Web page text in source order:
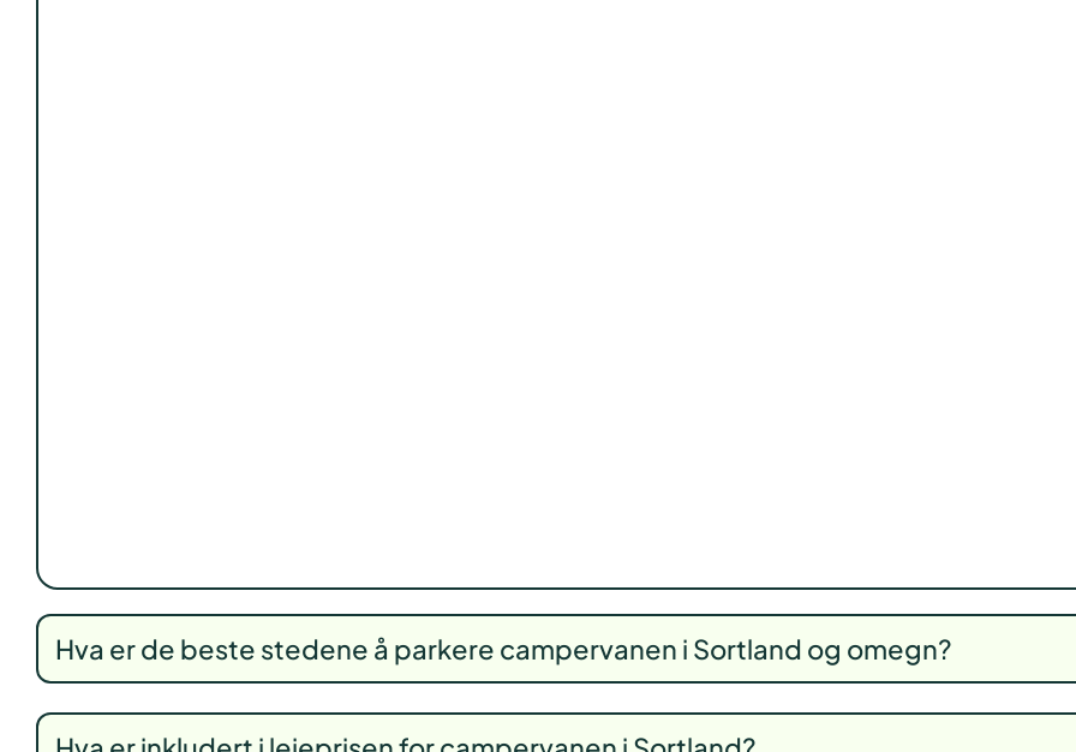
Hva er de beste stedene å parkere campervanen i Sortland og omegn?